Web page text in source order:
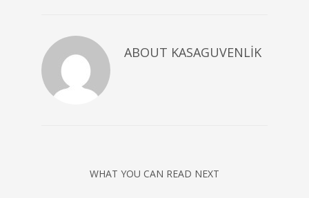
ABOUT KASAGUVENLIK
WHAT YOU CAN READ NEXT